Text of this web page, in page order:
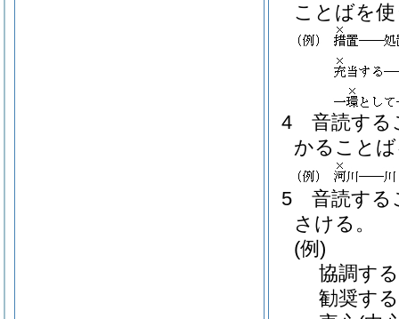
ことばを
4
音読する
かること
5
音読する
さける。
(例)
協調する
勧奨する